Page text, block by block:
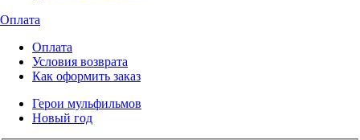
Оплата
Оплата
Условия возврата
Как оформить заказ
Герои мульфильмов
Новый год